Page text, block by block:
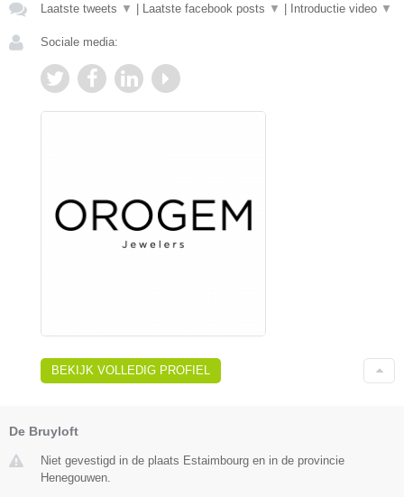
Laatste tweets ▼ Laatste facebook posts ▼ Introductie video ▼
Sociale media:
BEKIJK VOLLEDIG PROFIEL
De Bruyloft
Niet gevestigd in de plaats Estaimbourg en in de provincie
Henegouwen.